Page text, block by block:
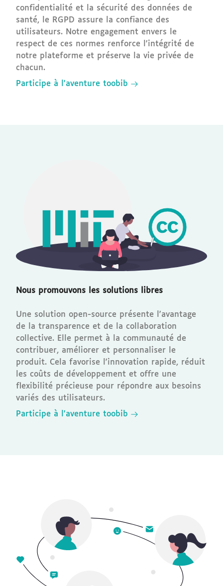
confidentialité et la sécurité des données de
santé, le RGPD assure la confiance des
utilisateurs. Notre engagement envers le
respect de ces normes renforce l'intégrité de
notre plateforme et préserve la vie privée de
chacun.
Participe à l'aventure toobib
Nous promouvons les solutions libres
Une solution open-source présente l'avantage
de la transparence et de la collaboration
collective. Elle permet à la communauté de
contribuer, améliorer et personnaliser le
produit. Cela favorise l'innovation rapide, réduit
les coûts de développement et offre une
flexibilité précieuse pour répondre aux besoins
variés des utilisateurs.
Participe à l'aventure toobib